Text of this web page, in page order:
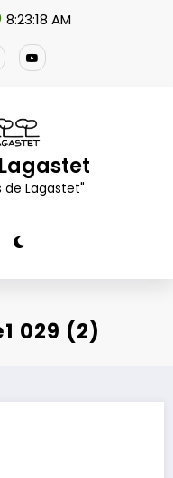
8:23:18 AM
de Lagastet"
029 (2)